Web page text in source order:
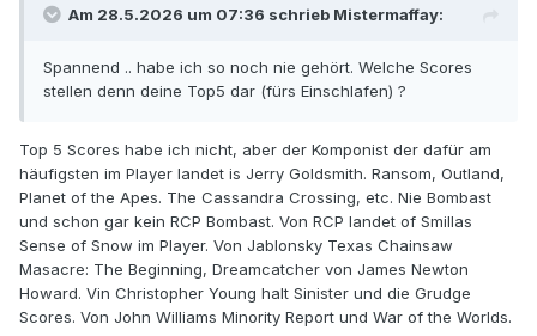
Am 28.5.2026 um 07:36 schrieb Mistermaffay:
Spannend .. habe ich so noch nie gehört. Welche Scores
stellen denn deine Top5 dar (fürs Einschlafen) ?
Top 5 Scores habe ich nicht, aber der Komponist der dafür am
häufigsten im Player landet is Jerry Goldsmith. Ransom, Outland,
Planet of the Apes. The Cassandra Crossing, etc. Nie Bombast
und schon gar kein RCP Bombast. Von RCP landet of Smillas
Sense of Snow im Player. Von Jablonsky Texas Chainsaw
Masacre: The Beginning, Dreamcatcher von James Newton
Howard. Vin Christopher Young halt Sinister und die Grudge
Scores. Von John Williams Minority Report und War of the Worlds.